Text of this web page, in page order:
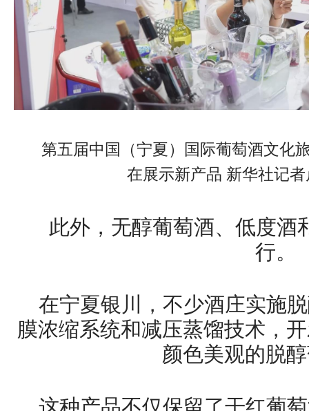
第五届中国（宁夏）国际葡萄酒文化
在展示新产品 新华社记
此外，无醇葡萄酒、低度酒
行。
在宁夏银川，不少酒庄实施
膜浓缩系统和减压蒸馏技术，
颜色美观的脱